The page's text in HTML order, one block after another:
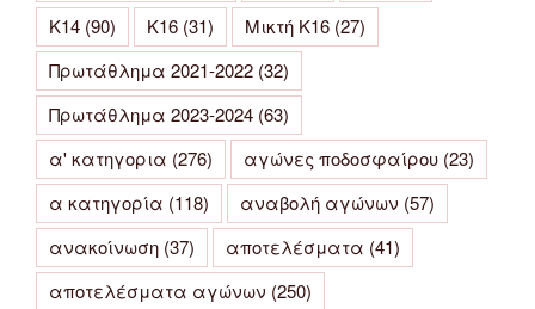
Κ14 (90) Κ16 (31) Μικτή Κ16 (27)
Πρωτάθλημα 2021-2022 (32)
Πρωτάθλημα 2023-2024 (63)
α' κατηγορια (276) αγώνες ποδοσφαίρου (23)
α κατηγορία (118) αναβολή αγώνων (57)
ανακοίνωση (37) αποτελέσματα (41)
αποτελέσματα αγώνων (250)